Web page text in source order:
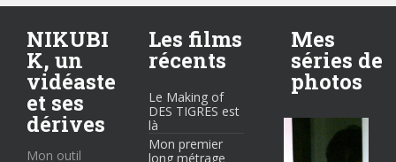
NIKUBI
K, un
vidéaste
et ses
dérives
Mon outil
Les films
récents
Le Making of
DES TIGRES est
là
Mon premier
long métrage
Mes
séries de
photos